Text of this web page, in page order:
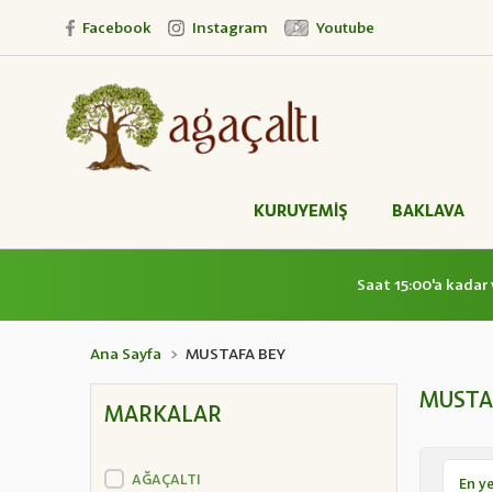
Facebook Instagram Youtube
KURUYEMİŞ BAKLAVA
Saat 15:00'a
Ana Sayfa MUSTAFA BEY
MARKALAR
AĞAÇALTI